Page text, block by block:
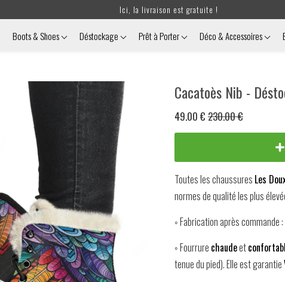
Ici, la livraison est gratuite !
Boots & Shoes Déstockage Prêt à Porter Déco & Accessoires
Cacatoès Nib -
49.00 € 230.00 €
Toutes les chaussures Les
normes de qualité les plus
◦ Fabrication après commande :
◦ Fourrure chaudeet
tenue du pied). Elle est garantie